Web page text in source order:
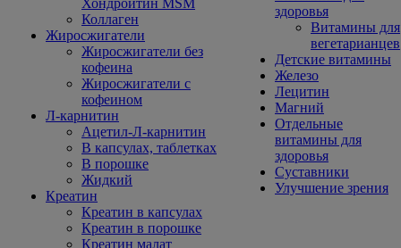
Хондроитин MSM
Коллаген
Жиросжигатели
Жиросжигатели без
кофеина
Жиросжигатели с
кофеином
Л-карнитин
Ацетил-Л-карнитин
В капсулах, таблетках
В порошке
Жидкий
Креатин
Креатин в капсулах
Креатин в порошке
Креатин малат
здоровья
Витамины для
вегетарианцев
Детские витамины
Железо
Лецитин
Магний
Отдельные
витамины для
здоровья
Суставники
Улучшение зрения